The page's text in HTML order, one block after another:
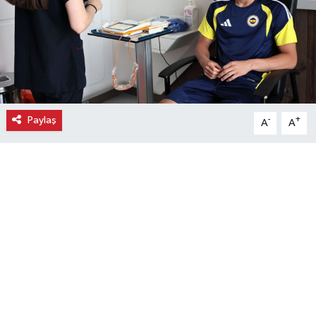
Paylaş A- A+
Gündem
Haber